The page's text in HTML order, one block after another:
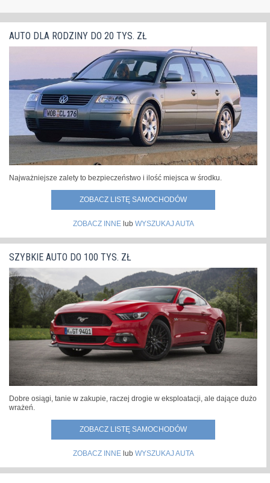
AUTO DLA RODZINY DO 20 TYS. ZŁ
Najważniejsze zalety to bezpieczeństwo i ilość miejsca w środku.
ZOBACZ LISTĘ SAMOCHODÓW
ZOBACZ INNElub WYSZUKAJ AUTA
SZYBKIE AUTO DO 100 TYS. ZŁ
Dobre osiągi, tanie w zakupie, raczej drogie w eksploatacji, ale dające dużo
wrażeń.
ZOBACZ LISTĘ SAMOCHODÓW
ZOBACZ INNElub WYSZUKAJ AUTA